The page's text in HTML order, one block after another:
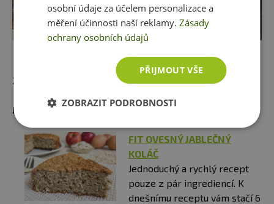
Zdroj: J.Fialová
Mohlo by vás zajímat:
FIT OVESNÝ JABLEČNÝ
KOLÁČ
Jednoduchý a rychlý recept
pouze z pár ingrediencí. K
dnešnímu receptu vám stačí 6
osobní údaje za účelem personalizace a
měření účinnosti naší reklamy.Zásady
ochrany osobních údajů
PŘIJMOUT VŠE
ZOBRAZIT PODROBNOSTI